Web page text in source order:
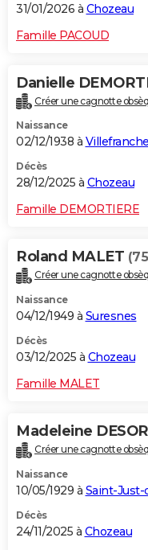
31/01/2026 à Chozeau
Famille PACOUD
Danielle
Créer une cagnotte
Naissance
02/12/1938 à
Décès
28/12/2025 à Chozeau
Famille DEMORTIERE
Roland MALET
Créer une cagnotte
Naissance
04/12/1949 à Suresnes
Décès
03/12/2025 à Chozeau
Famille MALET
Madeleine
Créer une cagnotte
Naissance
10/05/1929 à Saint-Just-
Décès
24/11/2025 à Chozeau